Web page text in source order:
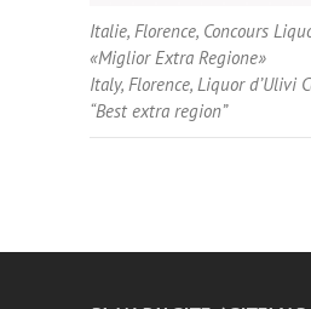
Italie, Florence, Concours
«Miglior Extra Regione»
Italy, Florence, Liquor d’Ulivi
“Best extra region”